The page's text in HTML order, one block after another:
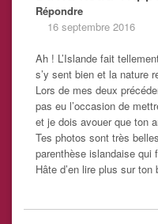
Répondre
16 septembre 2016
Ah ! L’Islande fait
s’y sent bien et la nature
Lors de mes deux
pas eu l’occasion de
et je dois avouer que ton
Tes photos sont très
parenthèse islandaise qui
Hâte d’en lire plus sur ton